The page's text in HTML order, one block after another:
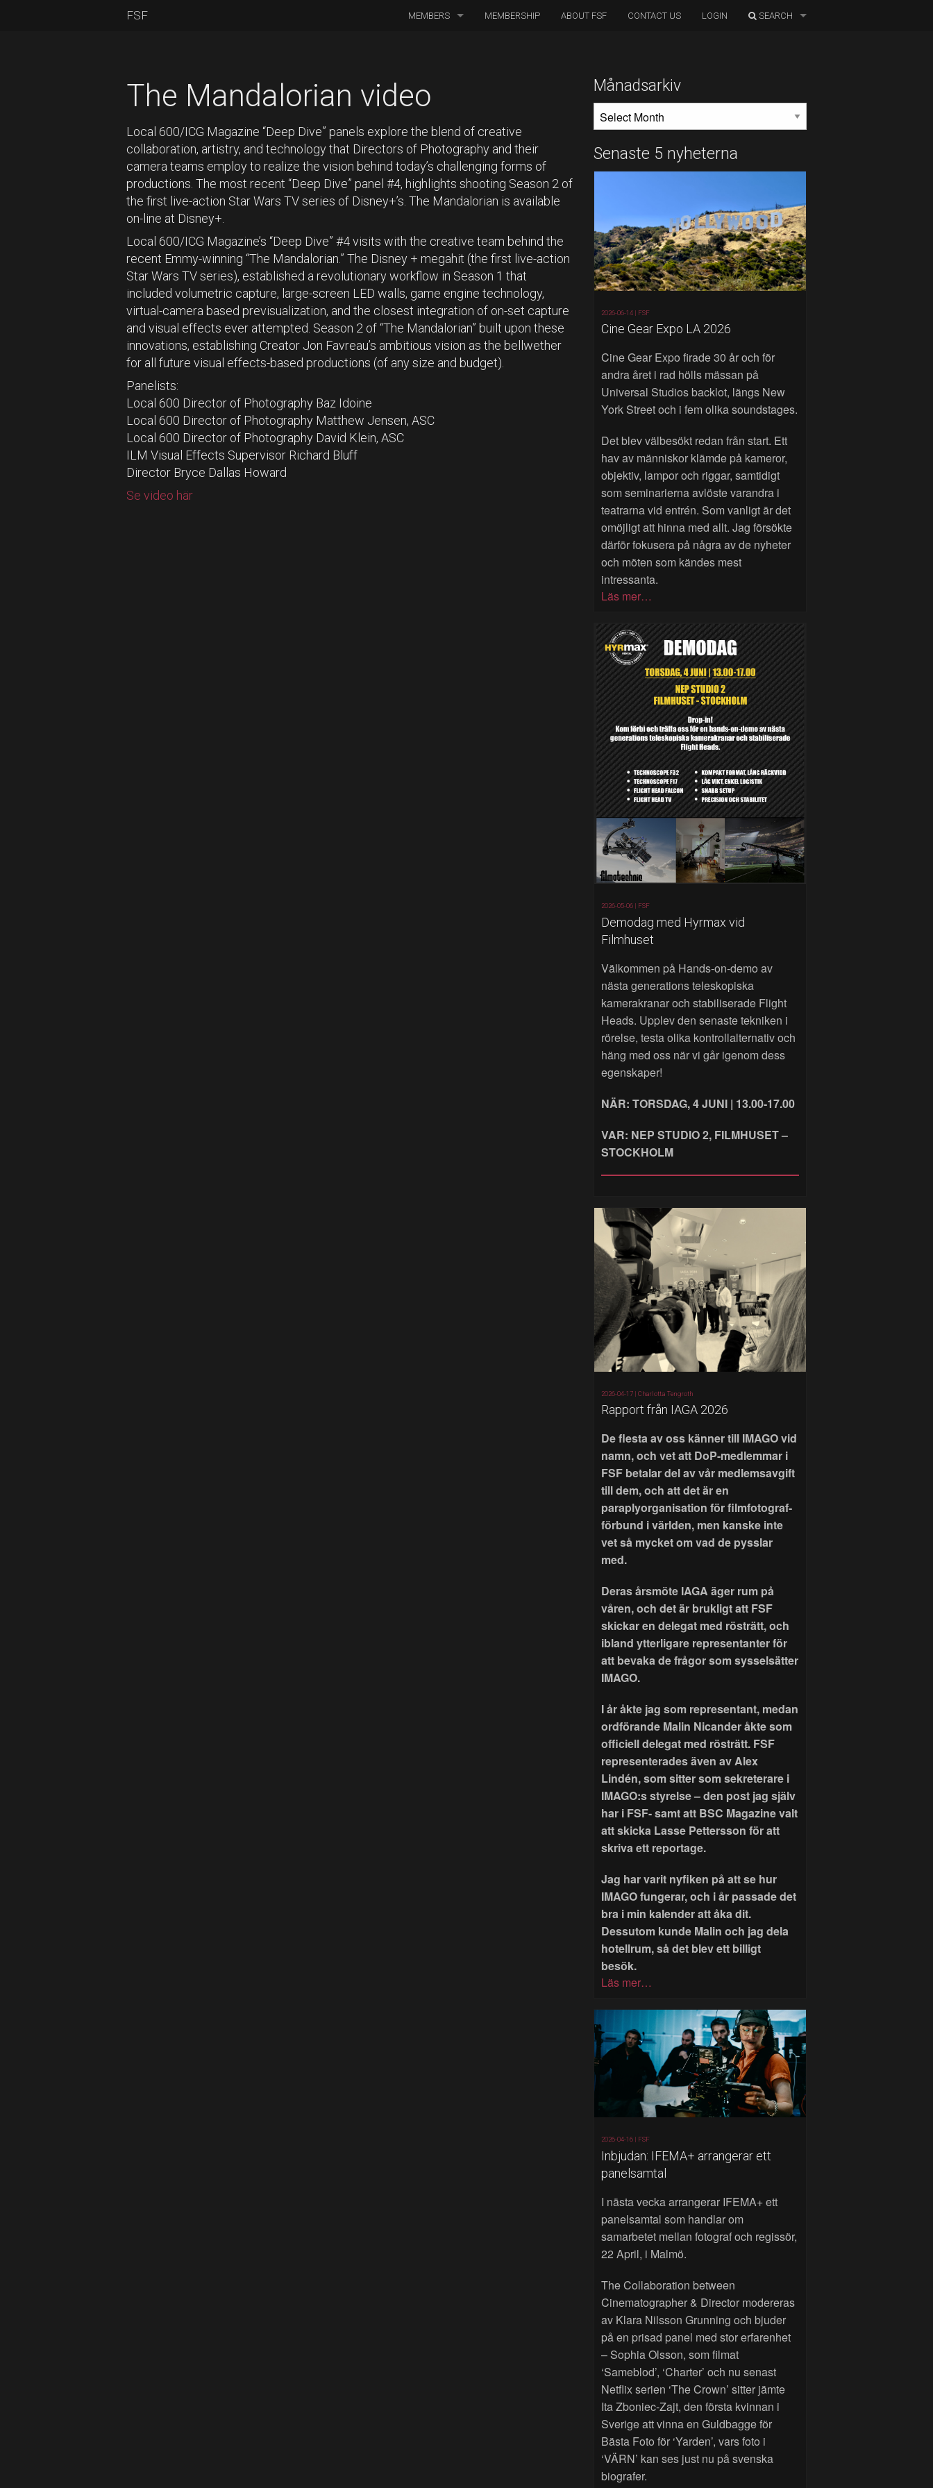
FSF MEMBERS
ASSOCIATED MEMBERS
BOARD MEMBERS
IN MEMORIAM
MEMBERSHIP ABOUT FSF CONTACT US LOGIN SEARCH
The Mandalorian video
Local 600/ICG Magazine “Deep Dive” panels explore the blend of creative
collaboration, artistry, and technology that Directors of Photography and their
camera teams employ to realize the vision behind today’s challenging forms of
productions. The most recent “Deep Dive” panel #4, highlights shooting Season 2 of
the first live-action Star Wars TV series of Disney+’s. The Mandalorian is available
on-line at Disney+.
Local 600/ICG Magazine’s “Deep Dive” #4 visits with the creative team behind the
recent Emmy-winning “The Mandalorian.” The Disney + megahit (the first live-action
Star Wars TV series), established a revolutionary workflow in Season 1 that
included volumetric capture, large-screen LED walls, game engine technology,
virtual-camera based previsualization, and the closest integration of on-set capture
and visual effects ever attempted. Season 2 of “The Mandalorian” built upon these
innovations, establishing Creator Jon Favreau’s ambitious vision as the bellwether
for all future visual effects-based productions (of any size and budget).
Panelists:
Local 600 Director of Photography Baz Idoine
Local 600 Director of Photography Matthew Jensen, ASC
Local 600 Director of Photography David Klein, ASC
ILM Visual Effects Supervisor Richard Bluff
Director Bryce Dallas Howard
Se video här
Månadsarkiv
Senaste 5 nyheterna
2026-06-14 | FSF
Cine Gear Expo LA 2026
Cine Gear Expo firade 30 år och för
andra året i rad hölls mässan på
Universal Studios backlot, längs New
York Street och i fem olika soundstages.
Det blev välbesökt redan från start. Ett
hav av människor klämde på kameror,
objektiv, lampor och riggar, samtidigt
som seminarierna avlöste varandra i
teatrarna vid entrén. Som vanligt är det
omöjligt att hinna med allt. Jag försökte
därför fokusera på några av de nyheter
och möten som kändes mest
intressanta.
Läs mer…
2026-05-06 | FSF
Demodag med Hyrmax vid
Filmhuset
Välkommen på Hands‑on‑demo av
nästa generations teleskopiska
kamerakranar och stabiliserade Flight
Heads. Upplev den senaste tekniken i
rörelse, testa olika kontrollalternativ och
häng med oss när vi går igenom dess
egenskaper!
NÄR: TORSDAG, 4 JUNI | 13.00-17.00
VAR: NEP STUDIO 2, FILMHUSET –
STOCKHOLM
2026-04-17 |Charlotta Tengroth
Rapport från IAGA 2026
De flesta av oss känner till IMAGO vid
namn, och vet att DoP-medlemmar i
FSF betalar del av vår medlemsavgift
till dem, och att det är en
paraplyorganisation för filmfotograf-
förbund i världen, men kanske inte
vet så mycket om vad de pysslar
med.
Deras årsmöte IAGA äger rum på
våren, och det är brukligt att FSF
skickar en delegat med rösträtt, och
ibland ytterligare representanter för
att bevaka de frågor som sysselsätter
IMAGO.
I år åkte jag som representant, medan
ordförande Malin Nicander åkte som
officiell delegat med rösträtt. FSF
representerades även av Alex
Lindén, som sitter som sekreterare i
IMAGO:s styrelse – den post jag själv
har i FSF- samt att BSC Magazine valt
att skicka Lasse Pettersson för att
skriva ett reportage.
Jag har varit nyfiken på att se hur
IMAGO fungerar, och i år passade det
bra i min kalender att åka dit.
Dessutom kunde Malin och jag dela
hotellrum, så det blev ett billigt
besök.
Läs mer…
2026-04-16 | FSF
Inbjudan: IFEMA+ arrangerar ett
panelsamtal
I nästa vecka arrangerar IFEMA+ ett
panelsamtal som handlar om
samarbetet mellan fotograf och regissör,
22 April, i Malmö.
The Collaboration between
Cinematographer & Director modereras
av Klara Nilsson Grunning och bjuder
på en prisad panel med stor erfarenhet
– Sophia Olsson, som filmat
‘Sameblod’, ‘Charter’ och nu senast
Netflix serien ‘The Crown’ sitter jämte
Ita Zboniec-Zajt, den första kvinnan i
Sverige att vinna en Guldbagge för
Bästa Foto för ‘Yarden’, vars foto i
‘VÄRN’ kan ses just nu på svenska
biografer.